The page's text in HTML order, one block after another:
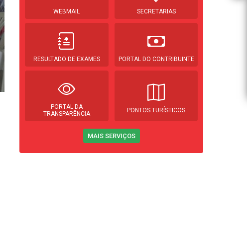
WEBMAIL SECRETARIAS
RESULTADO DE EXAMES PORTAL DO CONTRIBUINTE
PORTAL DA
TRANSPARÊNCIA
PONTOS TURÍSTICOS
MAIS SERVIÇOS